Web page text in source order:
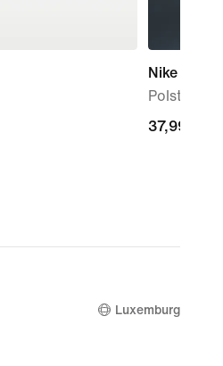
Nike Indy
Polster
37,99 €
37,99 €
Luxemburg